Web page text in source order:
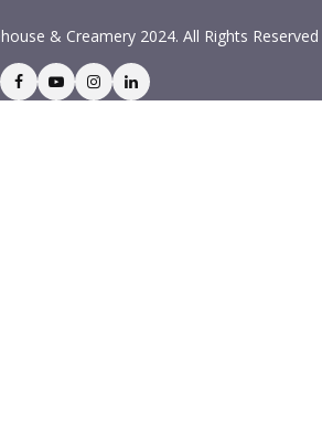
& Creamery 2024. All Rights Reserved